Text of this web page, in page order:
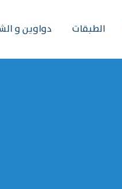
الطبقات دواوين و